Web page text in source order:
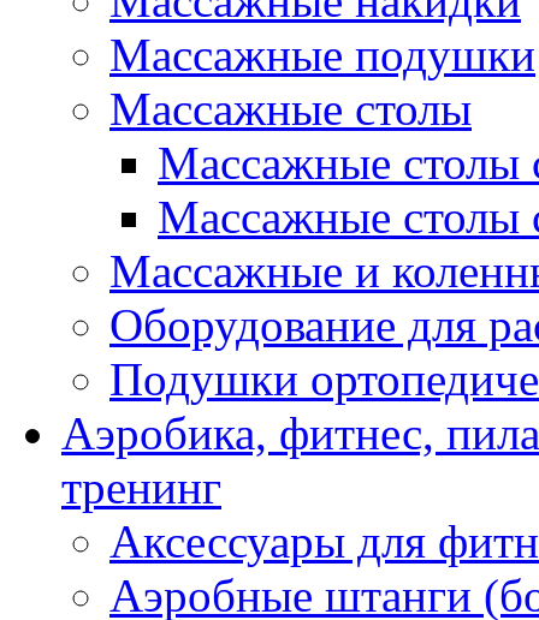
Массажные подушки
Массажные столы
Массажные столы
Массажные столы
Массажные и
Оборудование для
Подушки
Аэробика, фитнес,
тренинг
Аксессуары для
Аэробные штанги